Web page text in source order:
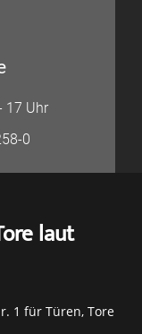
17 Uhr
0
laut
1 für Türen, Tore